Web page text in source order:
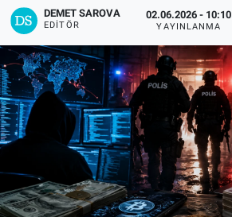
DEMET SAROVA
EDITÖR
02.06.2026 - 10:10
YAYINLANMA
İLAN
Bize ulaşın
İletişim/Künye
Yaşam
Gözden Kaçmasın